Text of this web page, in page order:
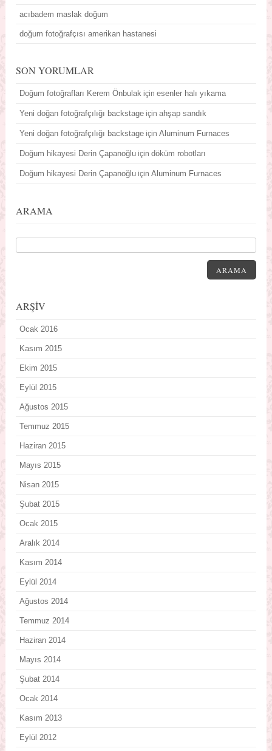
acıbadem maslak doğum
doğum fotoğrafçısı amerikan hastanesi
SON YORUMLAR
Doğum fotoğrafları Kerem Önbulak içinesenler halı yıkama
Yeni doğan fotoğrafçılığı backstage içinahşap sandık
Yeni doğan fotoğrafçılığı backstage içinAluminum Furnaces
Doğum hikayesi Derin Çapanoğlu içindöküm robotları
Doğum hikayesi Derin Çapanoğlu içinAluminum Furnaces
ARAMA
ARAMA
ARŞİV
Ocak 2016
Kasım 2015
Ekim 2015
Eylül 2015
Ağustos 2015
Temmuz 2015
Haziran 2015
Mayıs 2015
Nisan 2015
Şubat 2015
Ocak 2015
Aralık 2014
Kasım 2014
Eylül 2014
Ağustos 2014
Temmuz 2014
Haziran 2014
Mayıs 2014
Şubat 2014
Ocak 2014
Kasım 2013
Eylül 2012